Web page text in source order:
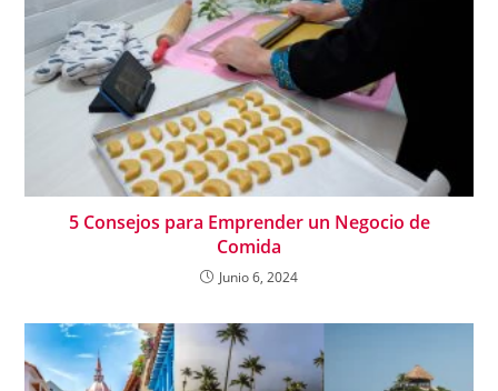
5 Consejos para Emprender un Negocio de
Comida
Junio 6, 2024